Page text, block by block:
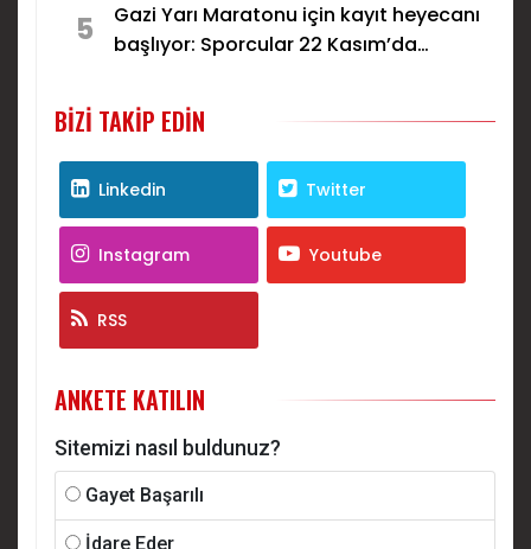
5
Gazi Yarı Maratonu için kayıt heyecanı
başlıyor: Sporcular 22 Kasım’da
BIZI TAKIP EDIN
Linkedin Twitter
Instagram Youtube
RSS
ANKETE KATILIN
Sitemizi nasıl buldunuz?
Gayet Başarılı
İdare Eder